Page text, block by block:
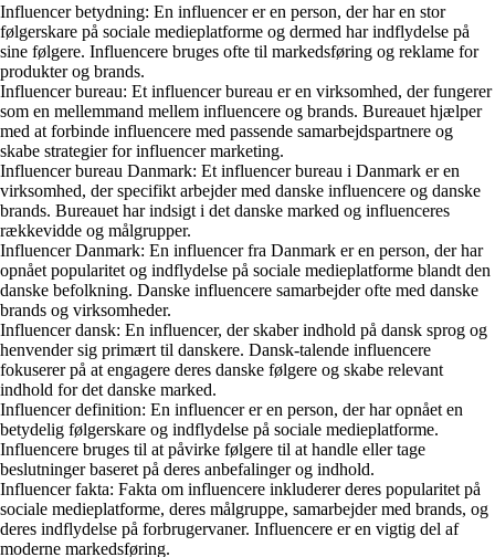
Influencer betydning: En influencer er en person, der har en stor
følgerskare på sociale medieplatforme og dermed har indflydelse på
sine følgere. Influencere bruges ofte til markedsføring og reklame for
produkter og brands.
Influencer bureau: Et influencer bureau er en virksomhed, der fungerer
som en mellemmand mellem influencere og brands. Bureauet hjælper
med at forbinde influencere med passende samarbejdspartnere og
skabe strategier for influencer marketing.
Influencer bureau Danmark: Et influencer bureau i Danmark er en
virksomhed, der specifikt arbejder med danske influencere og danske
brands. Bureauet har indsigt i det danske marked og influenceres
rækkevidde og målgrupper.
Influencer Danmark: En influencer fra Danmark er en person, der har
opnået popularitet og indflydelse på sociale medieplatforme blandt den
danske befolkning. Danske influencere samarbejder ofte med danske
brands og virksomheder.
Influencer dansk: En influencer, der skaber indhold på dansk sprog og
henvender sig primært til danskere. Dansk-talende influencere
fokuserer på at engagere deres danske følgere og skabe relevant
indhold for det danske marked.
Influencer definition: En influencer er en person, der har opnået en
betydelig følgerskare og indflydelse på sociale medieplatforme.
Influencere bruges til at påvirke følgere til at handle eller tage
beslutninger baseret på deres anbefalinger og indhold.
Influencer fakta: Fakta om influencere inkluderer deres popularitet på
sociale medieplatforme, deres målgruppe, samarbejder med brands, og
deres indflydelse på forbrugervaner. Influencere er en vigtig del af
moderne markedsføring.